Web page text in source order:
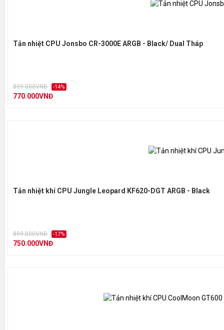
Tản nhiệt CPU Jonsbo CR-3000E ARGB - Black/ Dual Tháp
899.000VNĐ -14%
770.000VNĐ
Tản nhiệt khí CPU Jungle Leopard KF620-DGT ARGB - Black
899.000VNĐ -17%
750.000VNĐ